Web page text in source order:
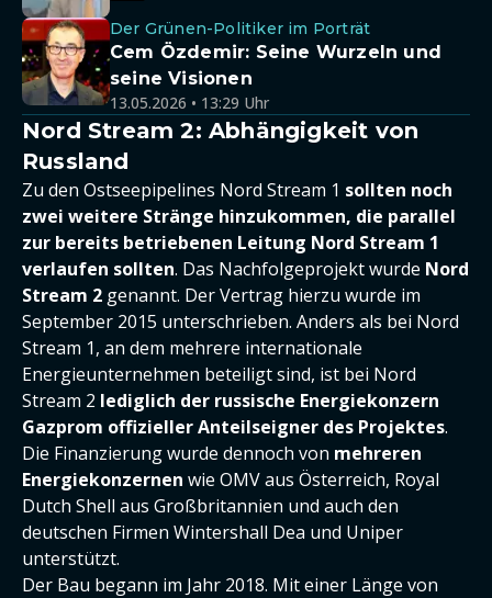
Der Grünen-Politiker im Porträt
Cem Özdemir: Seine Wurzeln und
seine Visionen
13.05.2026 • 13:29 Uhr
Nord Stream 2: Abhängigkeit von
Russland
Zu den Ostseepipelines Nord Stream 1 sollten noch
zwei weitere Stränge hinzukommen, die parallel
zur bereits betriebenen Leitung Nord Stream 1
verlaufen sollten. Das Nachfolgeprojekt wurde Nord
Stream 2 genannt. Der Vertrag hierzu wurde im
September 2015 unterschrieben. Anders als bei Nord
Stream 1, an dem mehrere internationale
Energieunternehmen beteiligt sind, ist bei Nord
Stream 2 lediglich der russische Energiekonzern
Gazprom offizieller Anteilseigner des Projektes.
Die Finanzierung wurde dennoch von mehreren
Energiekonzernen wie OMV aus Österreich, Royal
Dutch Shell aus Großbritannien und auch den
deutschen Firmen Wintershall Dea und Uniper
unterstützt.
Der Bau begann im Jahr 2018. Mit einer Länge von